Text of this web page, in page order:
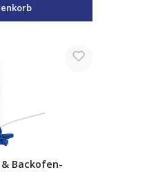
& Backofen-